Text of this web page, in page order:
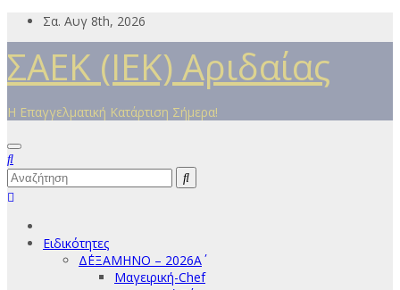
Μετάβαση
περιεχόμενο
Σα. Αυγ 8th, 2026
ΣΑΕΚ (ΙΕΚ) Αριδαίας
Η Επαγγελματική Κατάρτιση Σήμερα!
Ειδικότητες
Δ΄ΕΞΑΜΗΝΟ – 2026Α΄
Μαγειρική-Chef